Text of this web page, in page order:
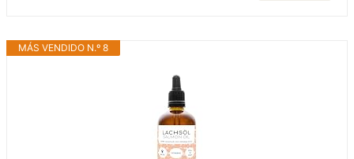
MÁS VENDIDO N.º 8